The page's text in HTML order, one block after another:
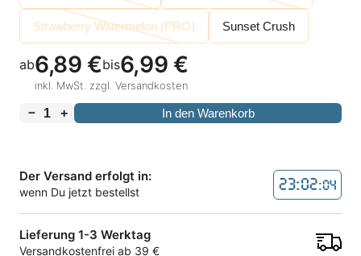
Strawberry Watermelon (PRO) Sunset Crush
ab6,89 €bis6,99 €
inkl. MwSt. zzgl. Versandkosten
－ + In den Warenkorb
Der Versand erfolgt in:
wenn Du jetzt bestellst 23:02:03
Lieferung 1-3 Werktag
Versandkostenfrei ab 39 €